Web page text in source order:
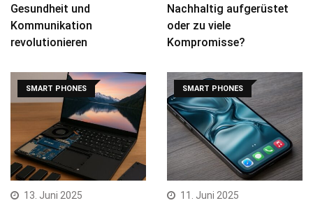
Gesundheit und
Kommunikation
revolutionieren
Nachhaltig aufgerüstet
oder zu viele
Kompromisse?
SMART PHONES
13. Juni 2025
SMART PHONES
11. Juni 2025